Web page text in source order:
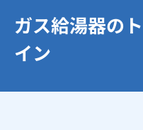
ガス・電気トップ
インターネット
余裕の給湯能力・ラクラク全
ガス給湯器の
イン